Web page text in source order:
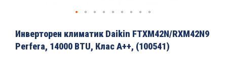
към
началото
на
Инверторен климатик Daikin FTXM42N/RXM42N9
Perfera, 14000 BTU, Клас A++, (100541)